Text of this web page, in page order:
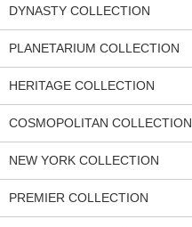
DYNASTY COLLECTION
PLANETARIUM COLLECTION
HERITAGE COLLECTION
COSMOPOLITAN COLLECTION
NEW YORK COLLECTION
PREMIER COLLECTION